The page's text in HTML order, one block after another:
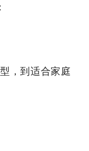
，到适合家庭